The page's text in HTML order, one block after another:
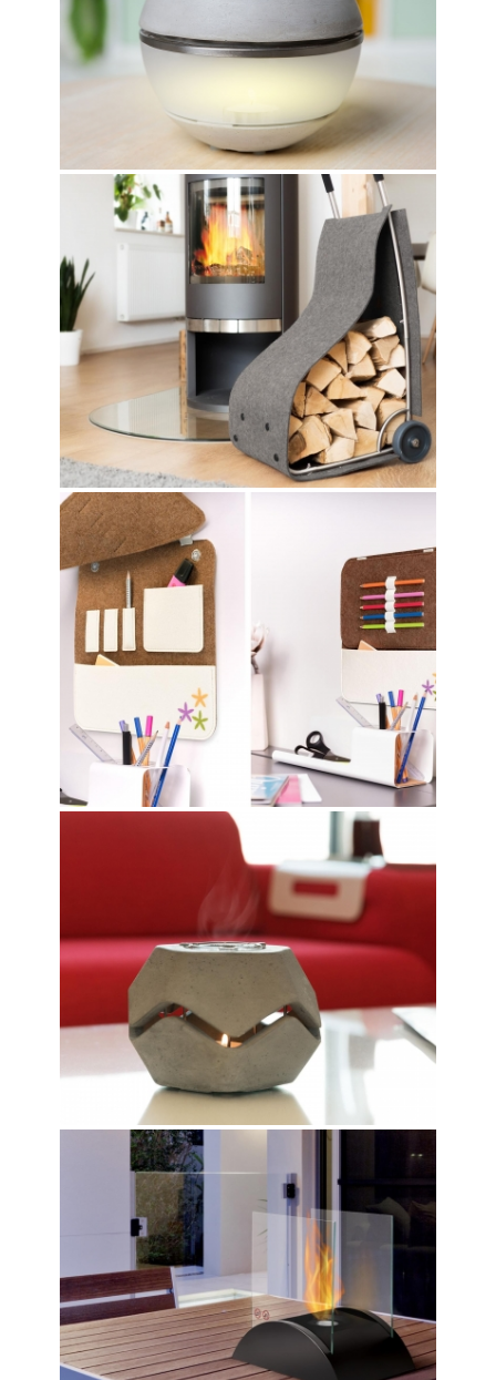
BOBBY
FILZ-ORGANIZER
FLOW
ESENDRA